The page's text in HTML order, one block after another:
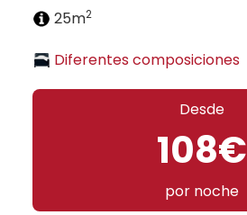
25m2
Diferentes composiciones
Desde
108€
por noche